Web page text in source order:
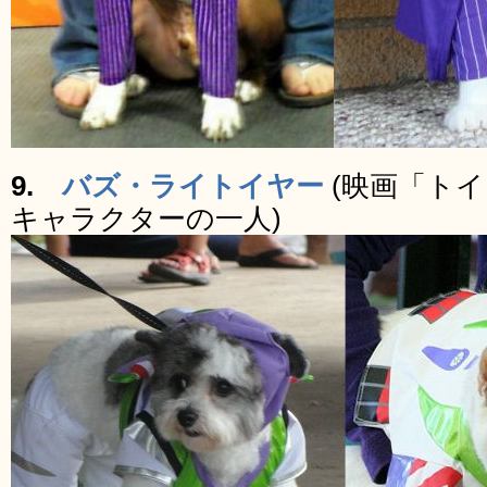
9. バズ・ライトイヤー (映画「ト
キャラクターの一人)